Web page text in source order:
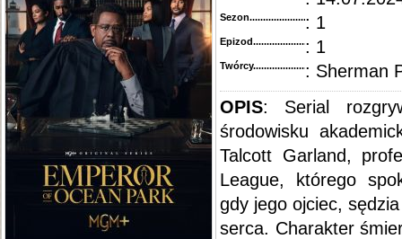
::"Mayor of Kingstown" [S01E03] 720p.WEB.H264-CAKES
::"Mayor of Kingstown" [S01E02] 720p.WEB.h264-GOSSIP
::"Mayor of Kingstown" [S01E01] REAL.720p.WEB.h264-GOSSIP
Sezon.............................................
: 1
Epizod............................................
: 1
Twórcy...........................................
: Sherman
OPIS: Serial
środowisku
Talcott Garland,
League, którego
gdy jego ojciec,
serca. Charakter